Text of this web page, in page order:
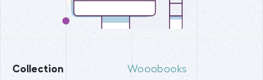
Collection Wooobooks